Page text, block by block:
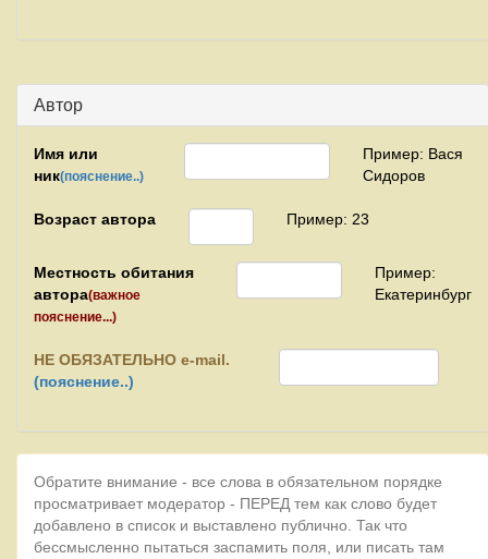
Автор
Имя или
ник(пояснение..)
Пример: Вася
Сидоров
Возраст автора Пример: 23
Местность обитания
автора(важное
пояснение...)
Пример:
Екатеринбург
НЕ ОБЯЗАТЕЛЬНО e-mail.
(пояснение..)
Обратите внимание - все слова в обязательном порядке
просматривает модератор - ПЕРЕД тем как слово будет
добавлено в список и выставлено публично. Так что
бессмысленно пытаться заспамить поля, или писать там